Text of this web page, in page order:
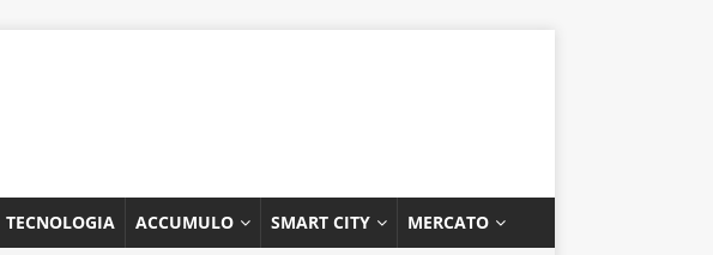
TECNOLOGIA ACCUMULO SMART CITY MERCATO